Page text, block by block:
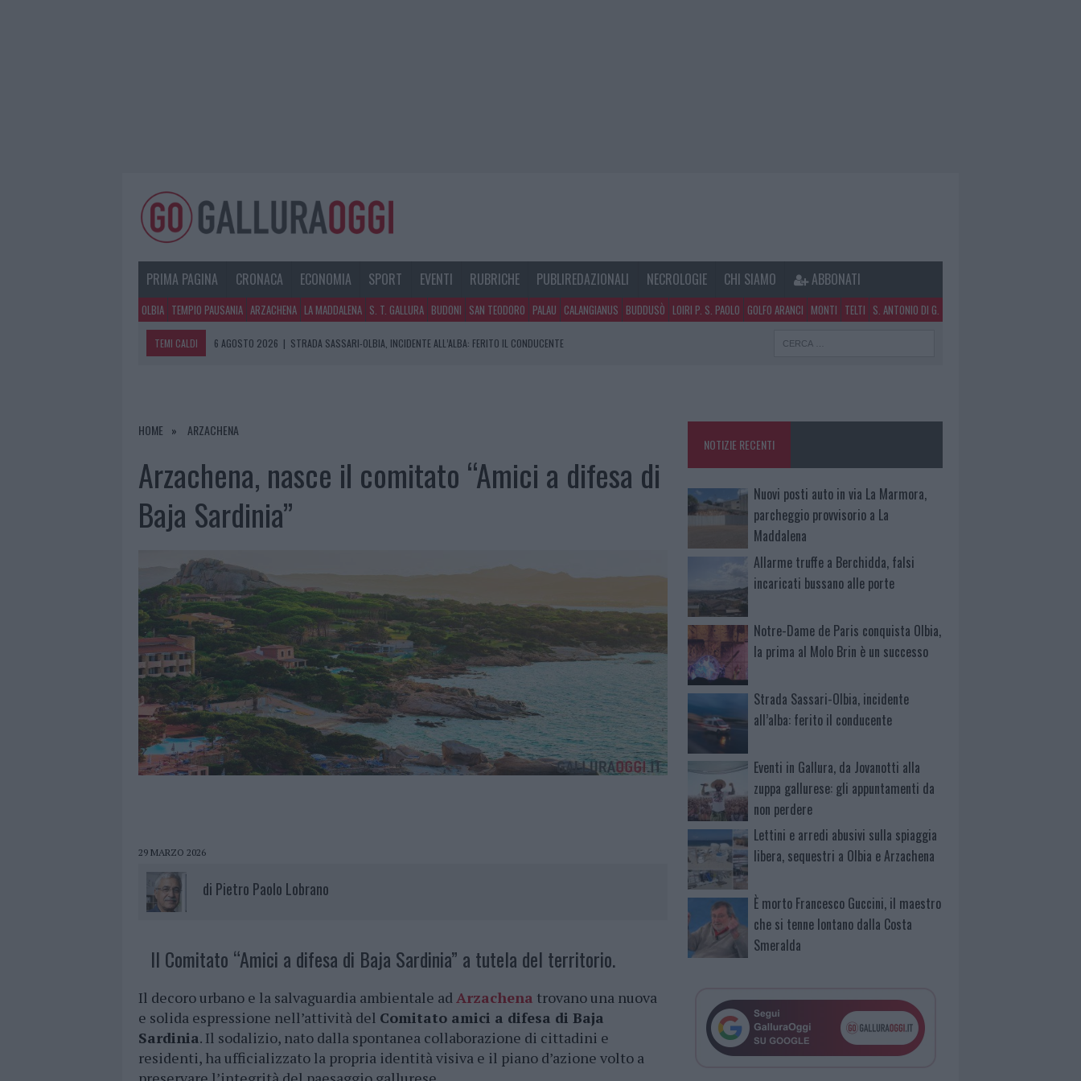
PRIMA PAGINA CRONACA ECONOMIA SPORT EVENTI RUBRICHE PUBLIREDAZIONALI NECROLOGIE CHI SIAMO ABBONATI
OLBIA TEMPIO PAUSANIA ARZACHENA LA MADDALENA S. T. GALLURA BUDONI SAN TEODORO PALAU CALANGIANUS BUDDUSÒ LOIRI P. S. PAOLO GOLFO ARANCI MONTI TELTI S. ANTONIO DI G.
TEMI CALDI 6 AGOSTO 2026 | STRADA SASSARI-OLBIA, INCIDENTE ALL’ALBA: FERITO IL CONDUCENTE
6 AGOSTO 2026 | ALLARME TRUFFE A BERCHIDDA, FALSI INCARICATI BUSSANO ALLE PORTE
HOME ARZACHENA
Arzachena, nasce il comitato “Amici a difesa di
Baja Sardinia”
29 MARZO 2026
di Pietro Paolo Lobrano
Il Comitato “Amici a difesa di Baja Sardinia” a tutela del territorio.
Il decoro urbano e la salvaguardia ambientale adArzachena trovano una nuova
e solida espressione nell’attività del Comitato amici a difesa di Baja
Sardinia. Il sodalizio, nato dalla spontanea collaborazione di cittadini e
residenti, ha ufficializzato la propria identità visiva e il piano d’azione volto a
NOTIZIE RECENTI
Nuovi posti auto in via La Marmora,
parcheggio provvisorio a La
Maddalena
Allarme truffe a Berchidda, falsi
incaricati bussano alle porte
Notre-Dame de Paris conquista Olbia,
la prima al Molo Brin è un successo
Strada Sassari-Olbia, incidente
all’alba: ferito il conducente
Eventi in Gallura, da Jovanotti alla
zuppa gallurese: gli appuntamenti da
non perdere
Lettini e arredi abusivi sulla spiaggia
libera, sequestri a Olbia e Arzachena
È morto Francesco Guccini, il maestro
che si tenne lontano dalla Costa
Smeralda